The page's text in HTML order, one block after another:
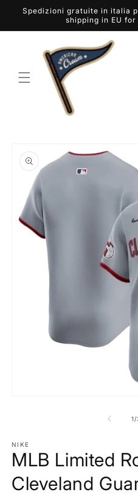
direttamente
Spedizioni gratuite in italia
shipping in EU
informazioni
sul prodotto
finestra
modale
1/
NIKE
MLB Limited
Cleveland